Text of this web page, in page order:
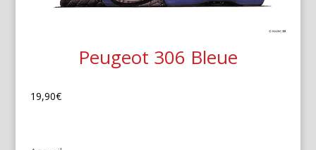
Peugeot 306 Bleue
19,90€